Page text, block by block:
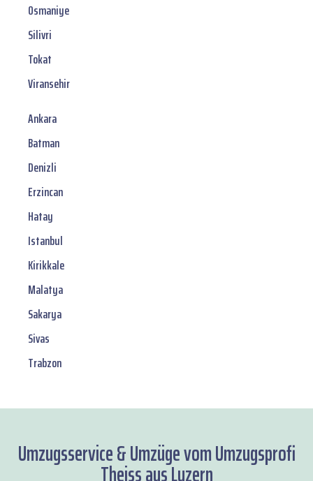
Osmaniye
Silivri
Tokat
Viransehir
Ankara
Batman
Denizli
Erzincan
Hatay
Istanbul
Kirikkale
Malatya
Sakarya
Sivas
Trabzon
Umzugsservice & Umzüge vom Umzugsprofi